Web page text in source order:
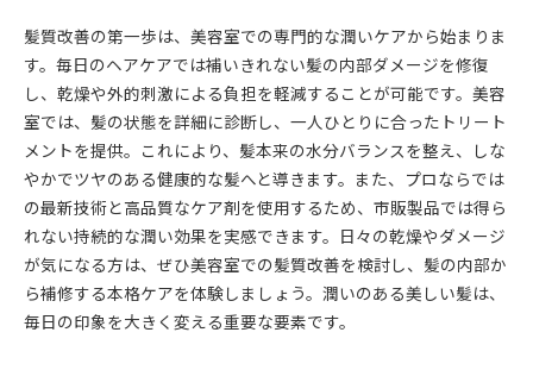
の全貌
髪質改善の第一歩は、美容室での専門的な潤いケアから始まりま
す。毎日のヘアケアでは補いきれない髪の内部ダメージを修復
し、乾燥や外的刺激による負担を軽減することが可能です。美容
室では、髪の状態を詳細に診断し、一人ひとりに合ったトリート
メントを提供。これにより、髪本来の水分バランスを整え、しな
やかでツヤのある健康的な髪へと導きます。また、プロならでは
の最新技術と高品質なケア剤を使用するため、市販製品では得ら
れない持続的な潤い効果を実感できます。日々の乾燥やダメージ
が気になる方は、ぜひ美容室での髪質改善を検討し、髪の内部か
ら補修する本格ケアを体験しましょう。潤いのある美しい髪は、
毎日の印象を大きく変える重要な要素です。